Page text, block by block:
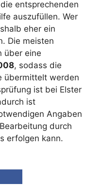
entsprechenden
auszufüllen. Wer
eher ein
Die meisten
über eine
, sodass die
übermittelt werden
ist bei Elster
ist
Angaben
durch
erfolgen kann.